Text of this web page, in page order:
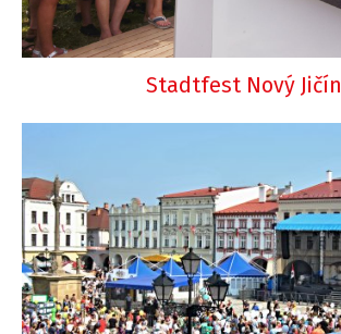
Stadtfest Nový Jičín